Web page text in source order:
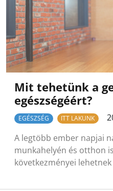
Mit tehetünk a
egészségéért?
EGÉSZSÉG ITT LAKUNK
A legtöbb ember napjai
munkahelyén és otthon
következményei